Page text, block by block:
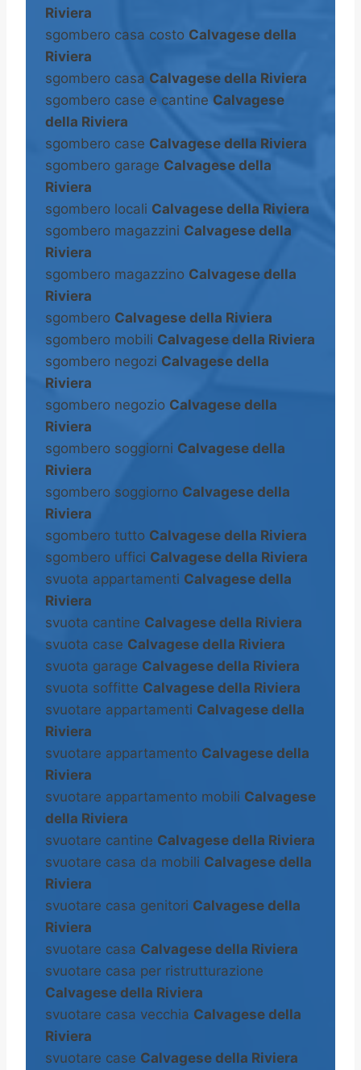
Riviera
sgombero casa costo Calvagese della
Riviera
sgombero casa Calvagese della Riviera
sgombero case e cantine Calvagese
della Riviera
sgombero case Calvagese della Riviera
sgombero garage Calvagese della
Riviera
sgombero locali Calvagese della Riviera
sgombero magazzini Calvagese della
Riviera
sgombero magazzino Calvagese della
Riviera
sgombero Calvagese della Riviera
sgombero mobili Calvagese della Riviera
sgombero negozi Calvagese della
Riviera
sgombero negozio Calvagese della
Riviera
sgombero soggiorni Calvagese della
Riviera
sgombero soggiorno Calvagese della
Riviera
sgombero tutto Calvagese della Riviera
sgombero uffici Calvagese della Riviera
svuota appartamenti Calvagese della
Riviera
svuota cantine Calvagese della Riviera
svuota case Calvagese della Riviera
svuota garage Calvagese della Riviera
svuota soffitte Calvagese della Riviera
svuotare appartamenti Calvagese della
Riviera
svuotare appartamento Calvagese della
Riviera
svuotare appartamento mobili Calvagese
della Riviera
svuotare cantine Calvagese della Riviera
svuotare casa da mobili Calvagese della
Riviera
svuotare casa genitori Calvagese della
Riviera
svuotare casa Calvagese della Riviera
svuotare casa per ristrutturazione
Calvagese della Riviera
svuotare casa vecchia Calvagese della
Riviera
svuotare case Calvagese della Riviera